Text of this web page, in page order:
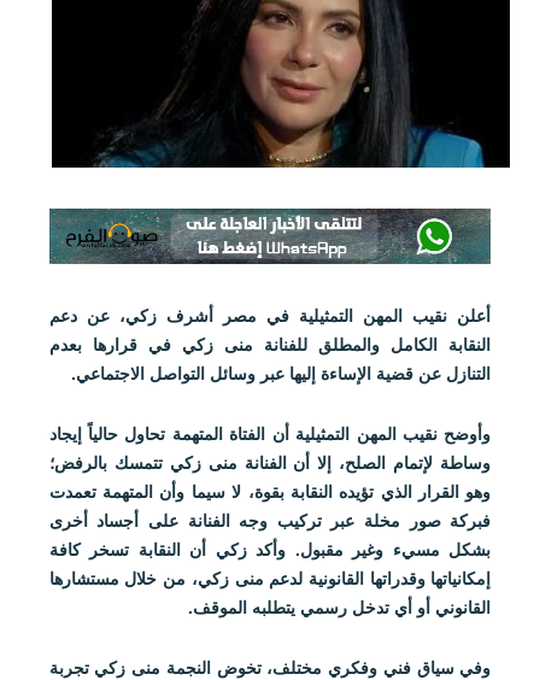
أعلن نقيب المهن التمثيلية في مصر أشرف زكي، عن دعم
النقابة الكامل والمطلق للفنانة منى زكي في قرارها بعدم
التنازل عن قضية الإساءة إليها عبر وسائل التواصل الاجتماعي.
وأوضح نقيب المهن التمثيلية أن الفتاة المتهمة تحاول حالياً إيجاد
وساطة لإتمام الصلح، إلا أن الفنانة منى زكي تتمسك بالرفض؛
وهو القرار الذي تؤيده النقابة بقوة، لا سيما وأن المتهمة تعمدت
فبركة صور مخلة عبر تركيب وجه الفنانة على أجساد أخرى
بشكل مسيء وغير مقبول. وأكد زكي أن النقابة تسخر كافة
إمكانياتها وقدراتها القانونية لدعم منى زكي، من خلال مستشارها
القانوني أو أي تدخل رسمي يتطلبه الموقف.
وفي سياق فني وفكري مختلف، تخوض النجمة منى زكي تجربة